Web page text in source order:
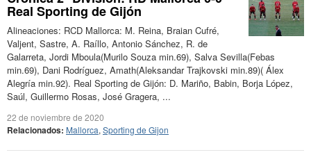
Real Sporting de Gijón
Alineaciones: RCD Mallorca: M. Reina, Braian Cufré,
Valjent, Sastre, A. Raíllo, Antonio Sánchez, R. de
Galarreta, Jordi Mboula(Murilo Souza min.69), Salva Sevilla(Febas
min.69), Dani Rodríguez, Amath(Aleksandar Trajkovski min.89)( Álex
Alegría min.92). Real Sporting de Gijón: D. Mariño, Babin, Borja López,
Saúl, Guillermo Rosas, José Gragera, ...
22 de noviembre de 2020
Relacionados: Mallorca, Sporting de Gijon